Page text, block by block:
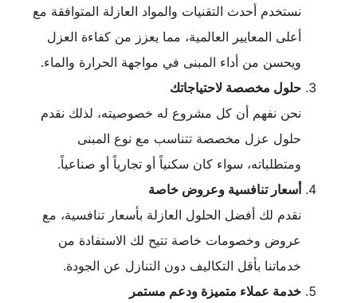
نستخدم أحدث التقنيات والمواد العازلة المتوافقة مع
أعلى المعايير العالمية، مما يعزز من كفاءة العزل
ويحسن من أداء المبنى في مواجهة الحرارة والماء.
حلول مخصصة لاحتياجاتك
نحن نفهم أن كل مشروع له خصوصيته، لذلك نقدم
حلول عزل مخصصة تتناسب مع نوع المبنى
ومتطلباته، سواء كان سكنياً أو تجارياً أو صناعياً.
أسعار تنافسية وعروض خاصة
نقدم لك أفضل الحلول العازلة بأسعار تنافسية، مع
عروض وخصومات خاصة تتيح لك الاستفادة من
خدماتنا بأقل التكاليف دون التنازل عن الجودة.
خدمة عملاء متميزة ودعم مستمر